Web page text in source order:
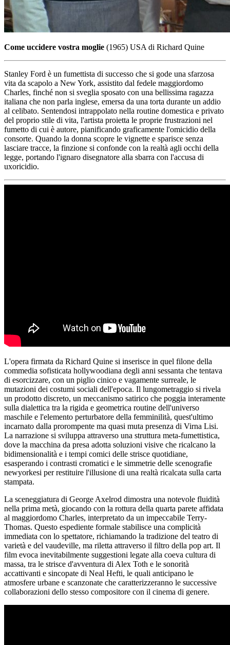
Come uccidere vostra moglie (1965) USA di Richard Quine
Stanley Ford è un fumettista di successo che si gode una sfarzosa
vita da scapolo a New York, assistito dal fedele maggiordomo
Charles, finché non si sveglia sposato con una bellissima ragazza
italiana che non parla inglese, emersa da una torta durante un addio
al celibato. Sentendosi intrappolato nella routine domestica e privato
del proprio stile di vita, l'artista proietta le proprie frustrazioni nel
fumetto di cui è autore, pianificando graficamente l'omicidio della
consorte. Quando la donna scopre le vignette e sparisce senza
lasciare tracce, la finzione si confonde con la realtà agli occhi della
legge, portando l'ignaro disegnatore alla sbarra con l'accusa di
uxoricidio.
L'opera firmata da Richard Quine si inserisce in quel filone della
commedia sofisticata hollywoodiana degli anni sessanta che tentava
di esorcizzare, con un piglio cinico e vagamente surreale, le
mutazioni dei costumi sociali dell'epoca. Il lungometraggio si rivela
un prodotto discreto, un meccanismo satirico che poggia interamente
sulla dialettica tra la rigida e geometrica routine dell'universo
maschile e l'elemento perturbatore della femminilità, quest'ultimo
incarnato dalla prorompente ma quasi muta presenza di Virna Lisi.
La narrazione si sviluppa attraverso una struttura meta-fumettistica,
dove la macchina da presa adotta soluzioni visive che ricalcano la
bidimensionalità e i tempi comici delle strisce quotidiane,
esasperando i contrasti cromatici e le simmetrie delle scenografie
newyorkesi per restituire l'illusione di una realtà ricalcata sulla carta
stampata.
La sceneggiatura di George Axelrod dimostra una notevole fluidità
nella prima metà, giocando con la rottura della quarta parete affidata
al maggiordomo Charles, interpretato da un impeccabile Terry-
Thomas. Questo espediente formale stabilisce una complicità
immediata con lo spettatore, richiamando la tradizione del teatro di
varietà e del vaudeville, ma riletta attraverso il filtro della pop art. Il
film evoca inevitabilmente suggestioni legate alla coeva cultura di
massa, tra le strisce d'avventura di Alex Toth e le sonorità
accattivanti e sincopate di Neal Hefti, le quali anticipano le
atmosfere urbane e scanzonate che caratterizzeranno le successive
collaborazioni dello stesso compositore con il cinema di genere.